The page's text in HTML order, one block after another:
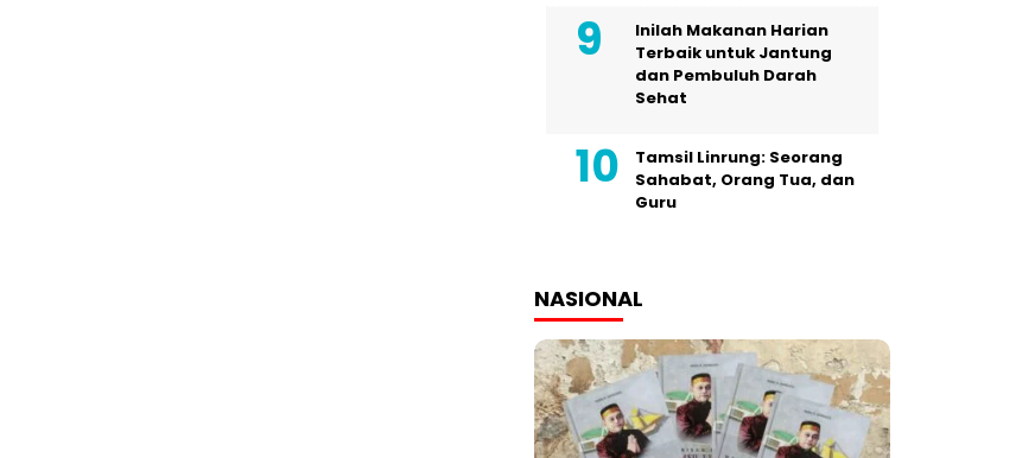
Inilah Makanan Harian
Terbaik untuk Jantung
dan Pembuluh Darah
Sehat
Tamsil Linrung: Seorang
Sahabat, Orang Tua, dan
Guru
NASIONAL